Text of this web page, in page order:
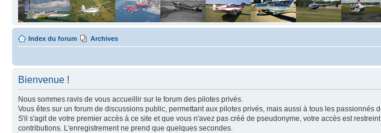
Index du forum Archives
Bienvenue !
Nous sommes ravis de vous accueillir sur le forum des pilotes privés.
Vous êtes sur un forum de discussions public, permettant aux pilotes privés, mais aussi à tous les
S'il s'agit de votre premier accès à ce site et que vous n'avez pas créé de pseudonyme, votre accès est
contributions. L'enregistrement ne prend que quelques secondes.